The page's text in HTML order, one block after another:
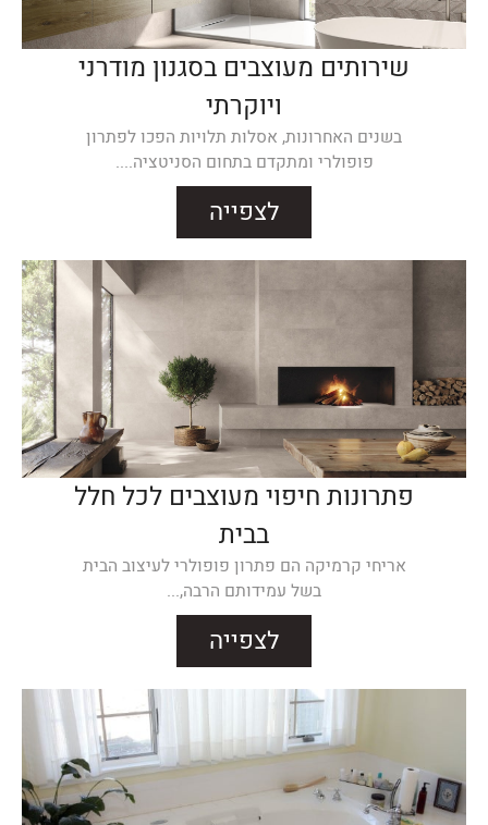
שירותים מעוצבים בסגנון מודרני
ויוקרתי
בשנים האחרונות, אסלות תלויות הפכו לפתרון
פופולרי ומתקדם בתחום הסניטציה....
לצפייה
פתרונות חיפוי מעוצבים לכל חלל
בבית
אריחי קרמיקה הם פתרון פופולרי לעיצוב הבית
בשל עמידותם הרבה,...
לצפייה